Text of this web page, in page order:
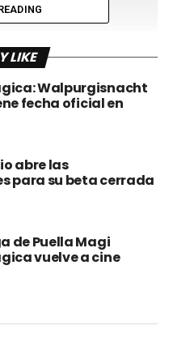
LIKE
Walpurgisnacht
fecha oficial en
abre las
para su beta cerrada
de Puella Magi
vuelve a cine